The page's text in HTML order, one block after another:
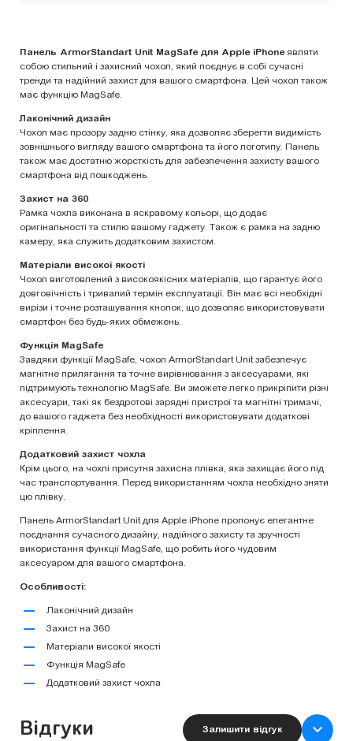
Панель ArmorStandart Unit MagSafe для Apple iPhone являти
собою стильний і захисний чохол, який поєднує в собі сучасні
тренди та надійний захист для вашого смартфона. Цей чохол також
має функцію MagSafe.
Лаконічний дизайн
Чохол має прозору задню стінку, яка дозволяє зберегти видимість
зовнішнього вигляду вашого смартфона та його логотипу. Панель
також має достатню жорсткість для забезпечення захисту вашого
смартфона від пошкоджень.
Захист на 360
Рамка чохла виконана в яскравому кольорі, що додає
оригінальності та стилю вашому гаджету. Також є рамка на задню
камеру, яка служить додатковим захистом.
Матеріали високої якості
Чохол виготовлений з високоякісних матеріалів, що гарантує його
довговічність і тривалий термін експлуатації. Він має всі необхідні
вирізи і точне розташування кнопок, що дозволяє використовувати
смартфон без будь-яких обмежень.
Функція MagSafe
Завдяки функції MagSafe, чохол ArmorStandart Unit забезпечує
магнітне прилягання та точне вирівнювання з аксесуарами, які
підтримують технологію MagSafe. Ви зможете легко прикріпити різні
аксесуари, такі як бездротові зарядні пристрої та магнітні тримачі,
до вашого гаджета без необхідності використовувати додаткові
кріплення.
Додатковий захист чохла
Крім цього, на чохлі присутня захисна плівка, яка захищає його під
час транспортування. Перед використанням чохла необхідно зняти
цю плівку.
Панель ArmorStandart Unit для Apple iPhone пропонує елегантне
поєднання сучасного дизайну, надійного захисту та зручності
використання функції MagSafe, що робить його чудовим
аксесуаром для вашого смартфона.
Особливості:
Лаконічний дизайн
Захист на 360
Матеріали високої якості
Функція MagSafe
Додатковий захист чохла
Відгуки Залишити відгук